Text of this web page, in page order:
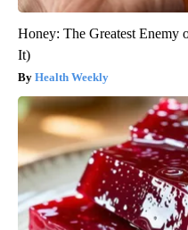
Honey: The Greatest Enemy
It)
Health Weekly